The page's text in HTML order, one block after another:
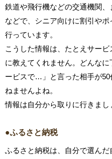
鉄道や飛行機などの交通機関
などで、シニア向けに割引や
行っています。
こうした情報は、たとえサー
に教えてくれません。どんな
ービスで…」と言った相手が
ねませんよね。
情報は自分から取りに行きまし
●ふるさと納税
ふるさと納税は、自分で選ん